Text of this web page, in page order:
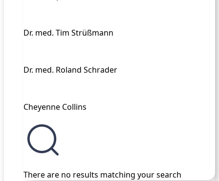
Dr. med. Tim Strüßmann
Dr. med. Roland Schrader
Cheyenne Collins
There are no results matching your search